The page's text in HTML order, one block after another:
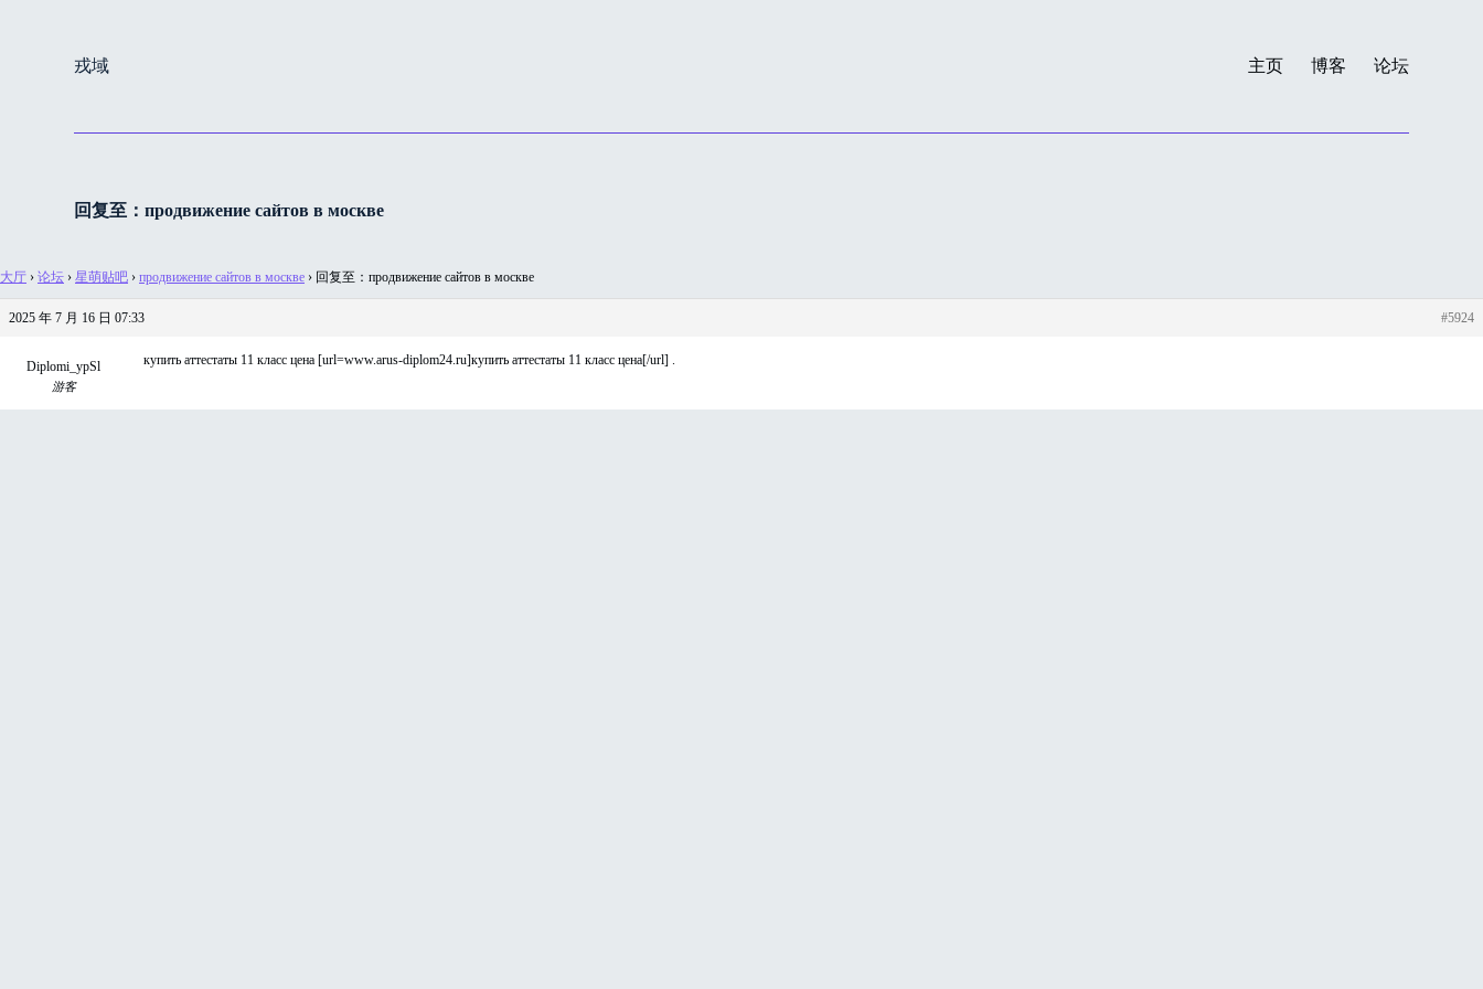
戎域 主页 博客 论坛
回复至：продвижение сайтов в москве
大厅 › 论坛 › 星萌贴吧 › продвижение сайтов в москве › 回复至：продвижение сайтов в москве
2025 年 7 月 16 日 07:33 #5924
Diplomi_ypSl
游客
купить аттестаты 11 класс цена [url=www.arus-diplom24.ru]купить аттестаты 11 класс цена[/url] .